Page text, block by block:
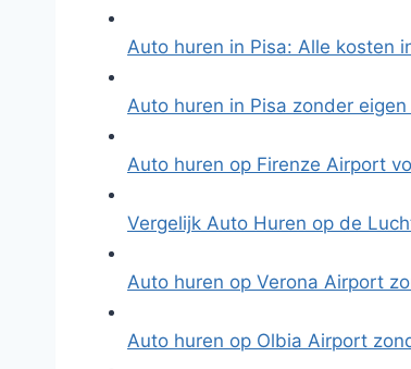
Auto huren in Pisa: Alle kosten
Auto huren in Pisa zonder
Auto huren op Firenze Airport
Vergelijk Auto Huren op de
Auto huren op Verona Airport
Auto huren op Olbia Airport